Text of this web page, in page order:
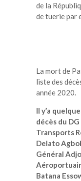
de la
de tuerie par
La mort de
liste des
année 2020.
Il y’a
décès du
Transports
Delato
Général
Batana